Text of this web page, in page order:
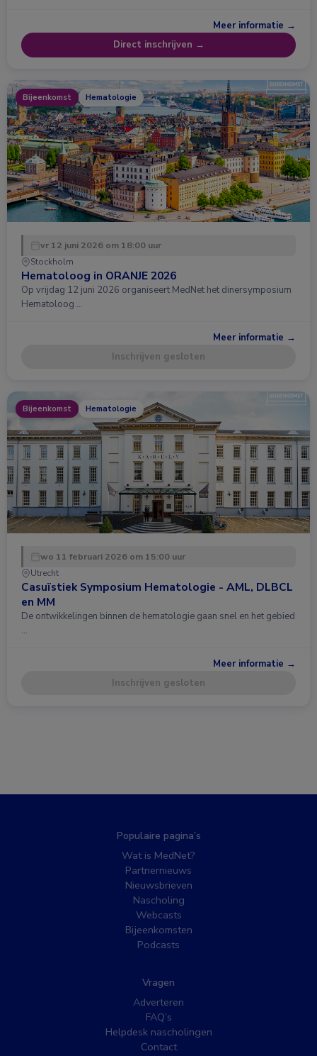
Meer informatie →
Direct inschrijven →
Bijeenkomst Hematologie
vr 12 juni 2026 om 18:00 uur
Stockholm
Hematoloog in ORANJE 2026
Op vrijdag 12 juni 2026 organiseert MedNet het dinersymposium
Hematoloog …
Meer informatie →
Inschrijven gesloten
Bijeenkomst Hematologie
wo 11 februari 2026 om 15:00 uur
Utrecht
Casuïstiek Symposium Hematologie - AML, DLBCL
en MM
De ontwikkelingen binnen de hematologie gaan snel en het gebied
…
Meer informatie →
Inschrijven gesloten
Populaire pagina’s
Wat is MedNet?
Partnernieuws
Nieuwsbrieven
Nascholing
Webcasts
Bijeenkomsten
Podcasts
Vragen
Adverteren
FAQ’s
Helpdesk nascholingen
Contact